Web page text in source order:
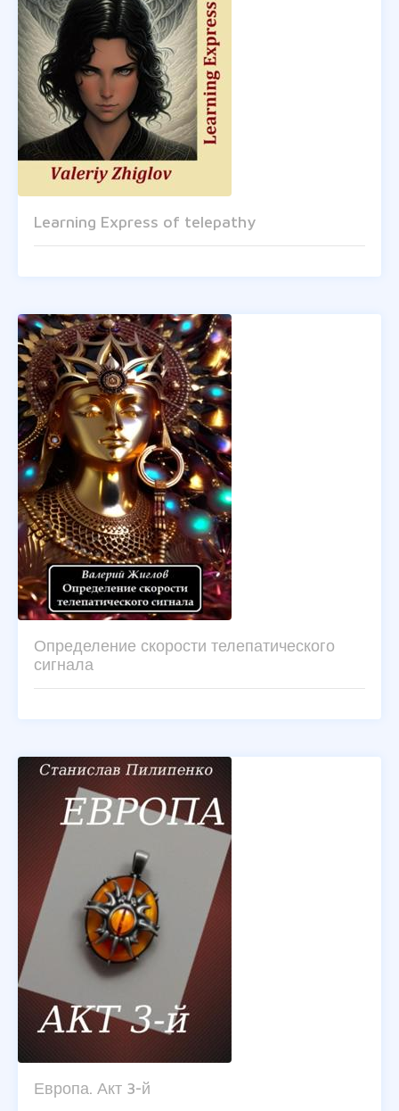
Learning Express of telepathy
Определение скорости телепатического
сигнала
Европа. Акт 3-й